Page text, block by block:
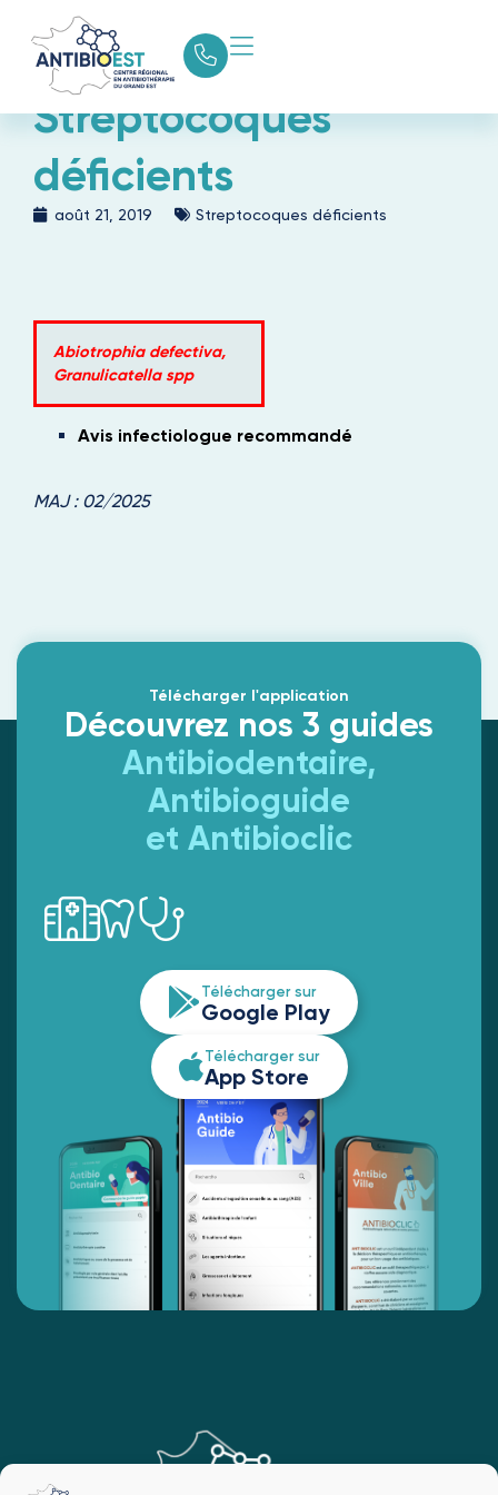
Streptocoques
déficients
août 21, 2019 Streptocoques déficients
Abiotrophia defectiva,
Granulicatella spp
Avis infectiologue recommandé
MAJ : 02/2025
Télécharger l'application
Découvrez nos 3 guides
Antibiodentaire,
Antibioguide
et Antibioclic
Télécharger sur
Google Play
Télécharger sur
App Store